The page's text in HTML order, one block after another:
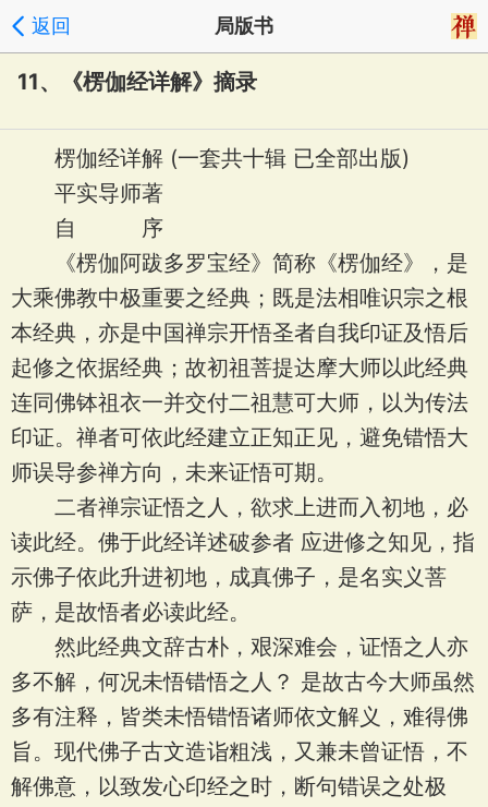
返回 局版书
11、《楞伽经详解》摘录
楞伽经详解 (一套共十辑 已全部出版)
平实导师著
自 序
《楞伽阿跋多罗宝经》简称《楞伽经》，是
大乘佛教中极重要之经典；既是法相唯识宗之根
本经典，亦是中国禅宗开悟圣者自我印证及悟后
起修之依据经典；故初祖菩提达摩大师以此经典
连同佛钵祖衣一并交付二祖慧可大师，以为传法
印证。禅者可依此经建立正知正见，避免错悟大
师误导参禅方向，未来证悟可期。
二者禅宗证悟之人，欲求上进而入初地，必
读此经。佛于此经详述破参者 应进修之知见，指
示佛子依此升进初地，成真佛子，是名实义菩
萨，是故悟者必读此经。
然此经典文辞古朴，艰深难会，证悟之人亦
多不解，何况未悟错悟之人？ 是故古今大师虽然
多有注释，皆类未悟错悟诸师依文解义，难得佛
旨。现代佛子古文造诣粗浅，又兼未曾证悟，不
解佛意，以致发心印经之时，断句错误之处极